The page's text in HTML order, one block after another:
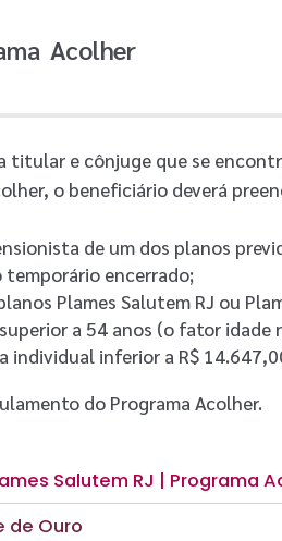
Acolher
titular e cônjuge que se
o beneficiário deverá
de um dos planos
encerrado;
Plames Salutem RJ ou
a 54 anos (o fator
individual inferior a R$
do Programa Acolher.
Salutem RJ | Programa
de Ouro